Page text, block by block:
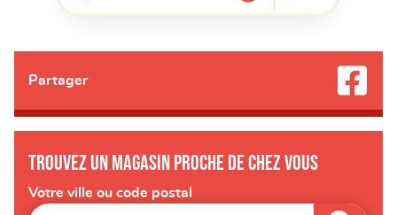
Partager
Trouvez un magasin proche de chez vous
Votre ville ou code postal